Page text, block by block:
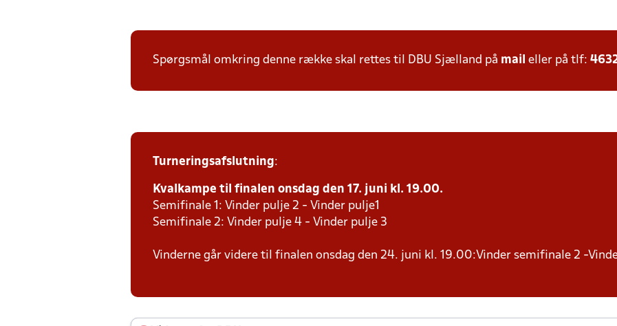
Spørgsmål omkring denne række skal rettes til DBU Sjælland på mail eller på tlf:
Turneringsafslutning:
Kvalkampe til finalen onsdag den 17. juni kl. 19.00.
Semifinale 1: Vinder pulje 2 - Vinder pulje1
Semifinale 2: Vinder pulje 4 - Vinder pulje 3
Vinderne går videre til finalen onsdag den 24. juni kl. 19.00:Vinder semifinale 2 -